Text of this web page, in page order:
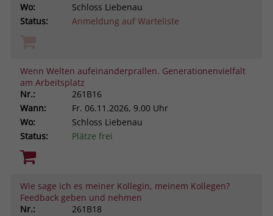
Wo:
Schloss Liebenau
Status:
Anmeldung auf Warteliste
Wenn Welten aufeinanderprallen. Generationenvielfalt
am Arbeitsplatz
Nr.:
261B16
Wann:
Fr. 06.11.2026, 9.00 Uhr
Wo:
Schloss Liebenau
Status:
Plätze frei
Wie sage ich es meiner Kollegin, meinem Kollegen?
Feedback geben und nehmen
Nr.:
261B18